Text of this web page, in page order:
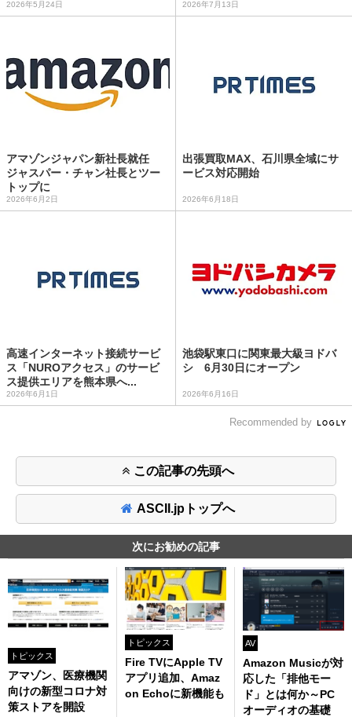
2026年5月24日 2026年7月13日
アマゾンジャパン新社長就任
ジャスパー・チャン社長とツー
トップに
2026年6月2日
出張買取MAX、石川県全域にサ
ービス対応開始
2026年6月18日
高速インターネット接続サービ
ス「NUROアクセス」のサービ
ス提供エリアを熊本県へ...
2026年6月1日
池袋駅東口に関東最大級ヨドバ
シ 6月30日にオープン
2026年6月16日
Recommended by
この記事の先頭へ
ASCII.jpトップへ
次にお勧めの記事
トピックス
アマゾン、医療機関
向けの新型コロナ対
策ストアを開設
トピックス
Fire TVにApple TV
アプリ追加、Amaz
on Echoに新機能も
AV
Amazon Musicが対
応した「排他モー
ド」とは何か～PC
オーディオの基礎